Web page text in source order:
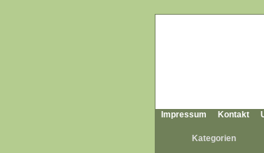
Impressum Kontakt
Kategorien